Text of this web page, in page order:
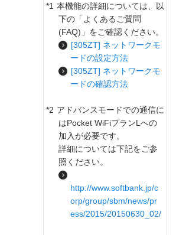
*1 本機能の詳細については、以
下の「よくあるご質問
(FAQ)」をご確認ください。
[305ZT] ネットワークモ
ードの設定方法
[305ZT] ネットワークモ
ードの確認方法
*2 アドバンスモードでの通信に
はPocket WiFiプランLへの
加入が必要です。
詳細については下記をご参
照ください。
http://www.softbank.jp/c
orp/group/sbm/news/pr
ess/2015/20150630_02/